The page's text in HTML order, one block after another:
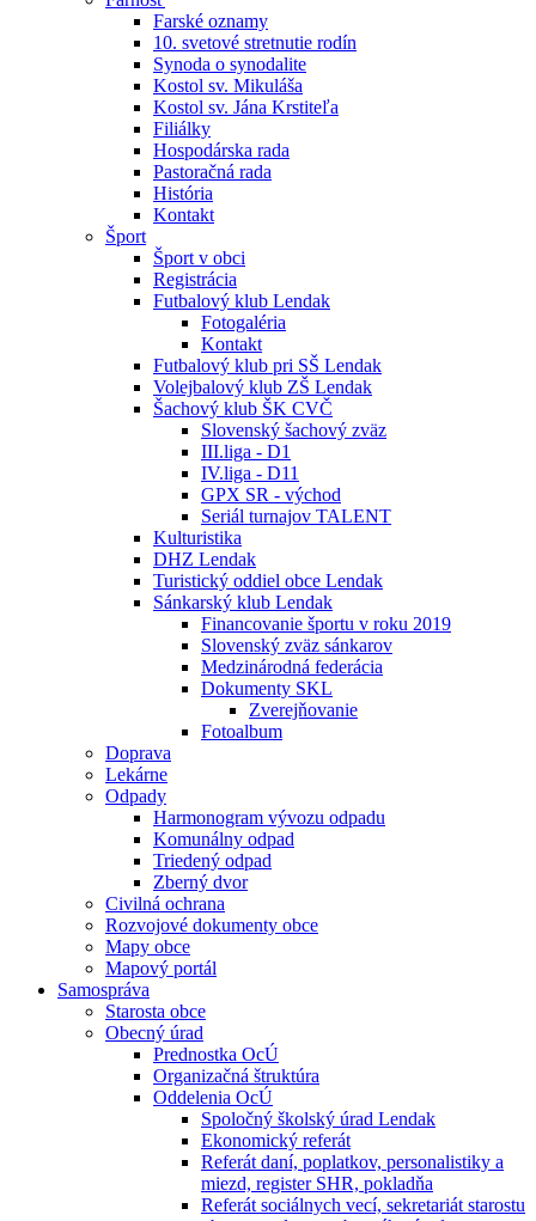
Farské oznamy
10. svetové stretnutie rodín
Synoda o synodalite
Kostol sv. Mikuláša
Kostol sv. Jána Krstiteľa
Filiálky
Hospodárska rada
Pastoračná rada
História
Kontakt
Šport
Šport v obci
Registrácia
Futbalový klub Lendak
Fotogaléria
Kontakt
Futbalový klub pri SŠ Lendak
Volejbalový klub ZŠ Lendak
Šachový klub ŠK CVČ
Slovenský šachový zväz
III.liga - D1
IV.liga - D11
GPX SR - východ
Seriál turnajov TALENT
Kulturistika
DHZ Lendak
Turistický oddiel obce Lendak
Sánkarský klub Lendak
Financovanie športu v roku 2019
Slovenský zväz sánkarov
Medzinárodná federácia
Dokumenty SKL
Zverejňovanie
Fotoalbum
Doprava
Lekárne
Odpady
Harmonogram vývozu odpadu
Komunálny odpad
Triedený odpad
Zberný dvor
Civilná ochrana
Rozvojové dokumenty obce
Mapy obce
Mapový portál
Samospráva
Starosta obce
Obecný úrad
Prednostka OcÚ
Organizačná štruktúra
Oddelenia OcÚ
Spoločný školský úrad Lendak
Ekonomický referát
Referát daní, poplatkov, personalistiky a
miezd, register SHR, pokladňa
Referát sociálnych vecí, sekretariát starostu